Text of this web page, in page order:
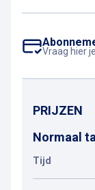
Vraag hier
PRIJZEN
Normaal
Tijd